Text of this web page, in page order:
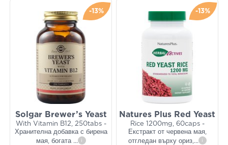
-13%
Solgar Brewer’s Yeast
With Vitamin B12, 250tabs -
Хранителна добавка с бирена
мая, богата ... i
-13%
Natures Plus Red Yeast
Rice 1200mg, 60caps -
Екстракт от червена мая,
отгледан върху ориз,... i